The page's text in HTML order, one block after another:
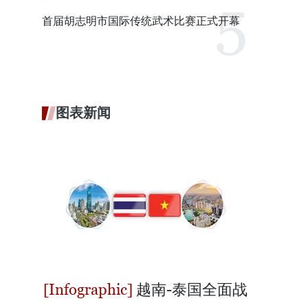
首届胡志明市国际传统武术比赛正式开幕
图表新闻
越南-泰国全面战